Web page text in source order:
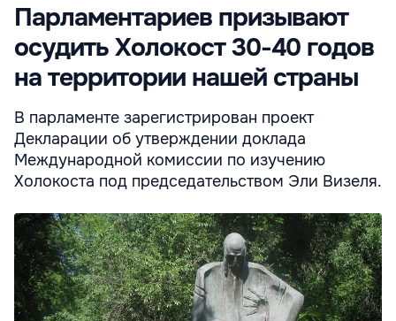
Парламентариев призывают
осудить Холокост 30-40 годов
на территории нашей страны
В парламенте зарегистрирован проект
Декларации об утверждении доклада
Международной комиссии по изучению
Холокоста под председательством Эли Визеля.